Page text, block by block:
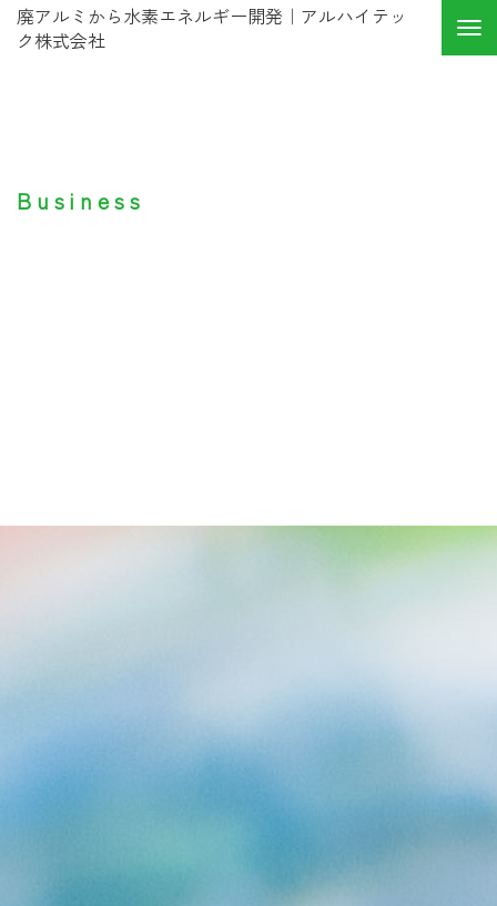
廃アルミから水素エネルギー開発｜アルハイテッ
ク株式会社
Business
地産地消を目指して。